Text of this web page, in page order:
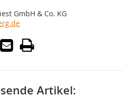
GmbH & Co. KG
Artikel: